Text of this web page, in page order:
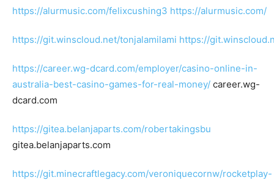
https://alurmusic.com/felixcushing3 https://alurmusic.com/
https://git.winscloud.net/tonjalamilami https://
https://career.wg-dcard.com/employer/casino-online-in-
australia-best-casino-games-for-real-money/ career.wg-
dcard.com
https://gitea.belanjaparts.com/robertakingsbu
gitea.belanjaparts.com
https://git.minecraftlegacy.com/veroniquecornw/rocketplay-